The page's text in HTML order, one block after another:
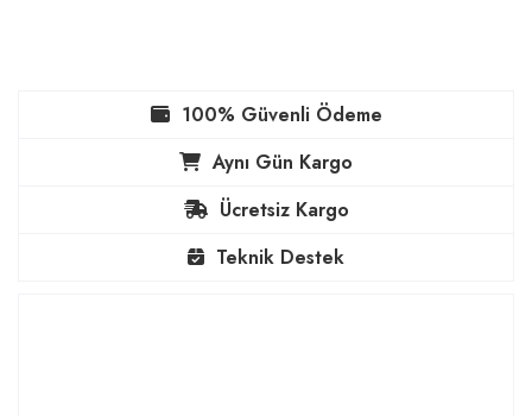
100% Güvenli Ödeme
Aynı Gün Kargo
Ücretsiz Kargo
Teknik Destek